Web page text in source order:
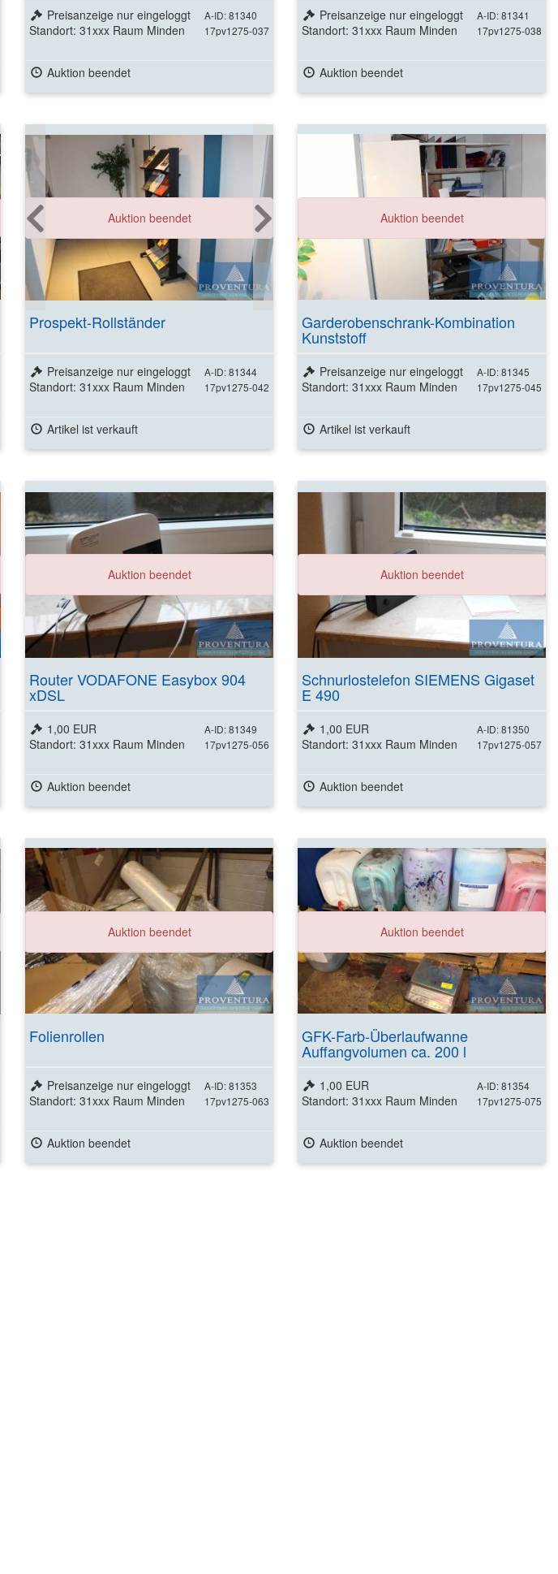
A-ID: 81340
17pv1275-037
Preisanzeige nur eingeloggt
Standort: 31xxx Raum Minden
Auktion beendet
A-ID: 81341
17pv1275-038
Preisanzeige nur eingeloggt
Standort: 31xxx Raum Minden
Auktion beendet
Auktion beendet
Prospekt-Rollständer
A-ID: 81344
17pv1275-042
Preisanzeige nur eingeloggt
Standort: 31xxx Raum Minden
Artikel ist verkauft
Auktion beendet
Garderobenschrank-Kombination
Kunststoff
A-ID: 81345
17pv1275-045
Preisanzeige nur eingeloggt
Standort: 31xxx Raum Minden
Artikel ist verkauft
Weitere Details
ansehen
Auktion beendet
Router VODAFONE Easybox 904
xDSL
A-ID: 81349
17pv1275-056
1,00 EUR
Standort: 31xxx Raum Minden
Auktion beendet
Auktion beendet
Schnurlostelefon SIEMENS Gigaset
E 490
A-ID: 81350
17pv1275-057
1,00 EUR
Standort: 31xxx Raum Minden
Auktion beendet
Weitere Details
ansehen
Auktion beendet
Folienrollen
A-ID: 81353
17pv1275-063
Preisanzeige nur eingeloggt
Standort: 31xxx Raum Minden
Auktion beendet
Auktion beendet
GFK-Farb-Überlaufwanne
Auffangvolumen ca. 200 l
A-ID: 81354
17pv1275-075
1,00 EUR
Standort: 31xxx Raum Minden
Auktion beendet